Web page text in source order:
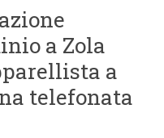
a Zola
a
telefonata